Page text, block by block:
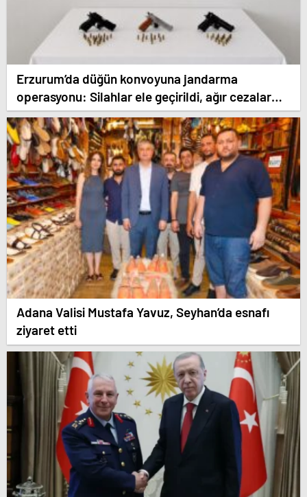
Erzurum’da düğün konvoyuna jandarma
operasyonu: Silahlar ele geçirildi, ağır cezalar
kesildi
Adana Valisi Mustafa Yavuz, Seyhan’da esnafı
ziyaret etti